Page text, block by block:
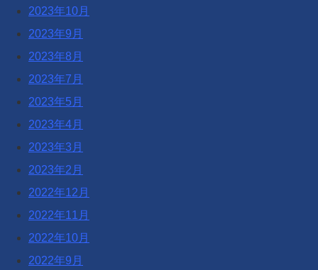
2023年10月
2023年9月
2023年8月
2023年7月
2023年5月
2023年4月
2023年3月
2023年2月
2022年12月
2022年11月
2022年10月
2022年9月